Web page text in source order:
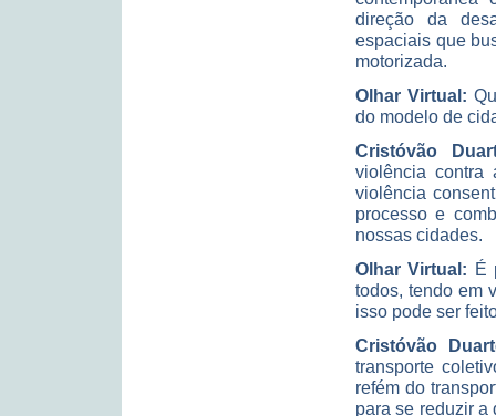
direção da
espaciais que
motorizada.
Olhar Virtual:
do modelo de
Cristóvão
violência
violência
processo e
nossas cidades.
Olhar Virtual: É
todos, tendo em
isso pode ser
Cristóvão
transporte
refém do
para se reduzir a